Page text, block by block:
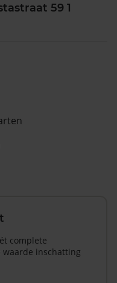
59 1
complete
inschatting